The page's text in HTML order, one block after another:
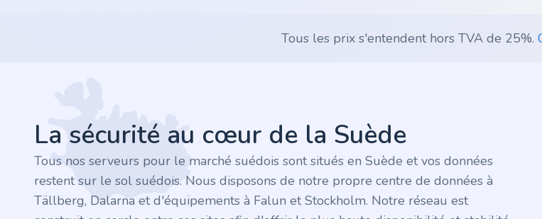
.bz
.uk
.design
Tous les prix s'entendent hors TVA de 25%.
La sécurité au cœur de la Suède
Tous nos serveurs pour le marché suédois sont situés en Suède et vos données
restent sur le sol suédois. Nous disposons de notre propre centre de données à
Tällberg, Dalarna et d'équipements à Falun et Stockholm. Notre réseau est